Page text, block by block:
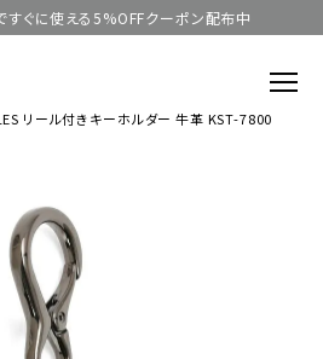
ぐに使える5%OFFクーポン配布中
リール付きキーホルダー 牛革 KST-7800